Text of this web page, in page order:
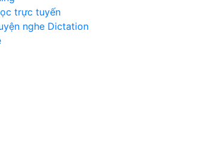
trực tuyến
nghe Dictation